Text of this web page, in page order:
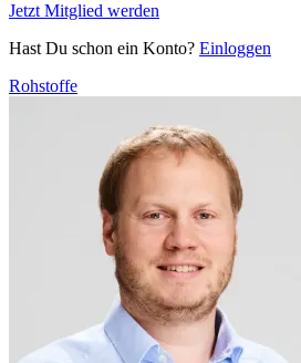
Jetzt Mitglied werden
Hast Du schon ein Konto? Einloggen
Rohstoffe